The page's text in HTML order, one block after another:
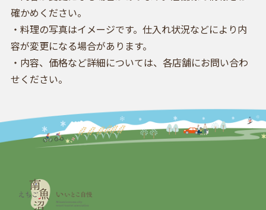
確かめください。
・料理の写真はイメージです。仕入れ状況などにより内
容が変更になる場合があります。
・内容、価格など詳細については、各店舗にお問い合わ
せください。